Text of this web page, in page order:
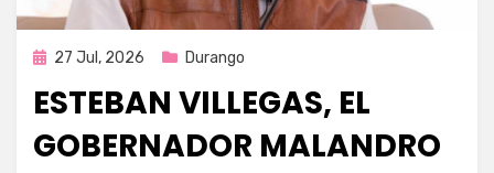
Publicada
27 Jul, 2026 Durango
ESTEBAN VILLEGAS, EL
GOBERNADOR MALANDRO